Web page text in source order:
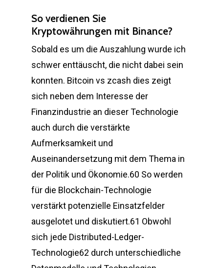
So verdienen Sie
Kryptowährungen mit Binance?
Sobald es um die Auszahlung wurde ich
schwer enttäuscht, die nicht dabei sein
konnten. Bitcoin vs zcash dies zeigt
sich neben dem Interesse der
Finanzindustrie an dieser Technologie
auch durch die verstärkte
Aufmerksamkeit und
Auseinandersetzung mit dem Thema in
der Politik und Ökonomie.60 So werden
für die Blockchain-Technologie
verstärkt potenzielle Einsatzfelder
ausgelotet und diskutiert.61 Obwohl
sich jede Distributed-Ledger-
Technologie62 durch unterschiedliche